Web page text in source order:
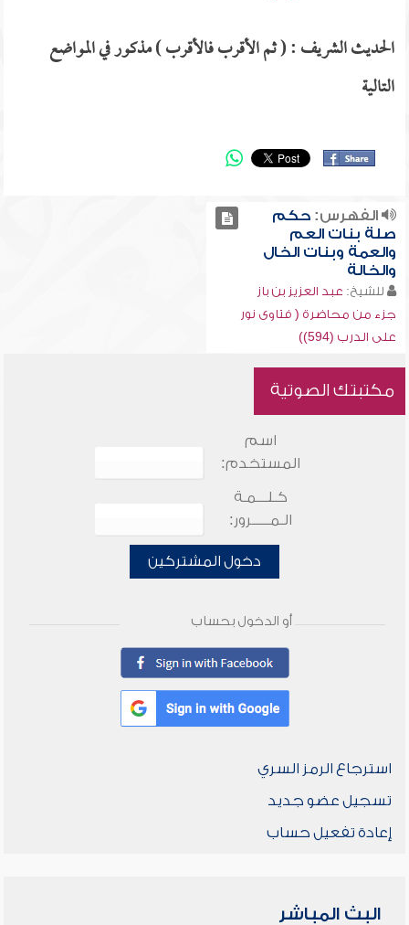
الحديث الشريف : ( ثم الأقرب فالأقرب ) مذكور في المواضع
التالية
الفهرس:حكم
صلة بنات العم
والعمة وبنات الخال
والخالة
للشيخ: عبد العزيز بن باز
جزء من محاضرة ( فتاوى نور
على الدرب (594))
مكتبتك الصوتية
اسم
المستخدم:
كـلـــمـة
الـمـــــرور:
دخول المشتركين
أو الدخول بحساب
استرجاع الرمز السري
تسجيل عضو جديد
إعادة تفعيل حساب
البث المباشر